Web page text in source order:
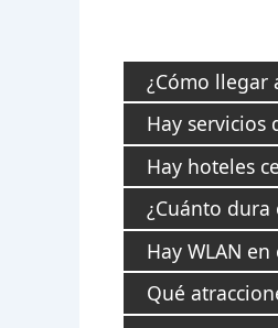
¿Cómo llegar
Hay servicios
Hay hoteles
¿Cuánto
Hay WLAN
Qué